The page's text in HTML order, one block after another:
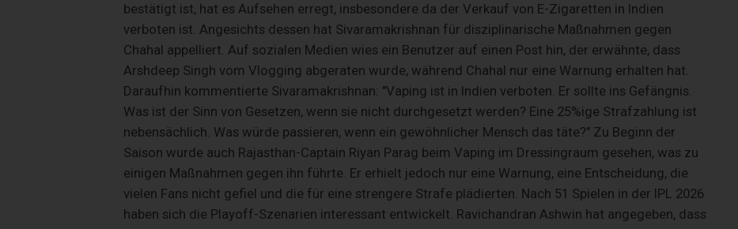
bestätigt ist, hat es Aufsehen erregt, insbesondere da der Verkauf von E-Zigaretten in Indien
verboten ist. Angesichts dessen hat Sivaramakrishnan für disziplinarische Maßnahmen gegen
Chahal appelliert. Auf sozialen Medien wies ein Benutzer auf einen Post hin, der erwähnte, dass
Arshdeep Singh vom Vlogging abgeraten wurde, während Chahal nur eine Warnung erhalten hat.
Daraufhin kommentierte Sivaramakrishnan: "Vaping ist in Indien verboten. Er sollte ins Gefängnis.
Was ist der Sinn von Gesetzen, wenn sie nicht durchgesetzt werden? Eine 25%ige Strafzahlung ist
nebensächlich. Was würde passieren, wenn ein gewöhnlicher Mensch das täte?" Zu Beginn der
Saison wurde auch Rajasthan-Captain Riyan Parag beim Vaping im Dressingraum gesehen, was zu
einigen Maßnahmen gegen ihn führte. Er erhielt jedoch nur eine Warnung, eine Entscheidung, die
vielen Fans nicht gefiel und die für eine strengere Strafe plädierten. Nach 51 Spielen in der IPL 2026
haben sich die Playoff-Szenarien interessant entwickelt. Ravichandran Ashwin hat angegeben, dass